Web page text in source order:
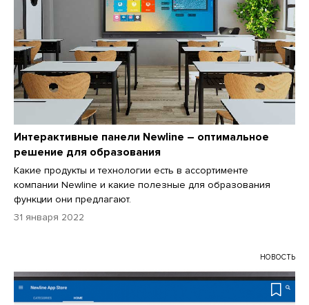
Интерактивные панели Newline – оптимальное
решение для образования
Какие продукты и технологии есть в ассортименте
компании Newline и какие полезные для образования
функции они предлагают.
31 января 2022
НОВОСТЬ